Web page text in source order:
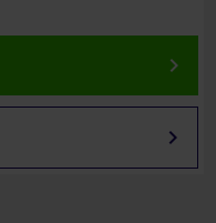
keyboard_arrow_right
keyboard_arrow_right